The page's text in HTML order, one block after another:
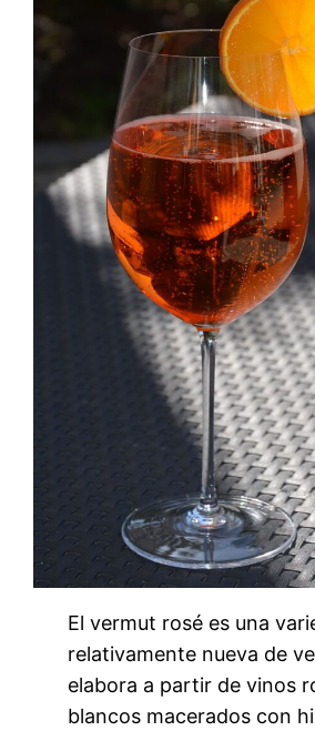
El vermut rosé es una
relativamente nueva de
elabora a partir de vinos
blancos macerados con